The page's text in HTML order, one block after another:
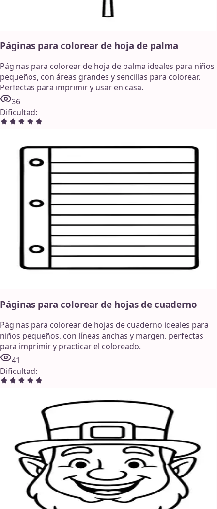
Páginas para colorear de hoja de palma
Páginas para colorear de hoja de palma ideales para niños
pequeños, con áreas grandes y sencillas para colorear.
Perfectas para imprimir y usar en casa.
36
Dificultad:
Páginas para colorear de hojas de cuaderno
Páginas para colorear de hojas de cuaderno ideales para
niños pequeños, con líneas anchas y margen, perfectas
para imprimir y practicar el coloreado.
41
Dificultad: